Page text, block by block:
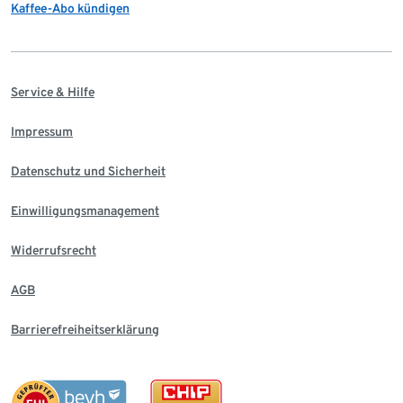
Kaffee-Abo kündigen
Service & Hilfe
Impressum
Datenschutz und Sicherheit
Einwilligungsmanagement
Widerrufsrecht
AGB
Barrierefreiheitserklärung